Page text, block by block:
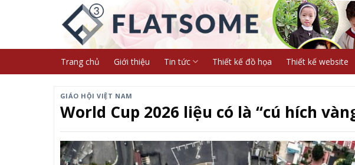
Trang chủ Giới thiệu Tin tức Thiết kế đồ họa Thiết kế website
GIÁO HỘI VIỆT NAM
World Cup 2026 liệu có là “cú hích